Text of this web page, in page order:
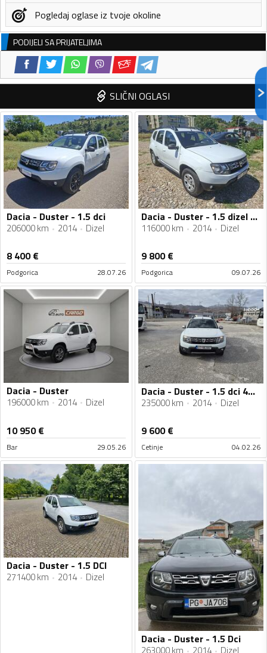
Pogledaj oglase iz tvoje okoline
PODIJELI SA PRIJATELJIMA
SLIČNI OGLASI
Dacia - Duster - 1.5 dci
206000 km 2014 Dizel
8 400€
Podgorica 28.07.26
Dacia - Duster - 1.5 dizel 4x4
116000 km 2014 Dizel
9 800€
Podgorica 09.07.26
Dacia - Duster
196000 km 2014 Dizel
10 950€
Bar 29.05.26
Dacia - Duster - 1.5 dci 4WD
235000 km 2014 Dizel
9 600€
Cetinje 04.02.26
Dacia - Duster - 1.5 DCI
271400 km 2014 Dizel
Dacia - Duster - 1.5 Dci
263000 km 2014 Dizel